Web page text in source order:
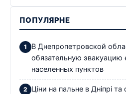
ПОПУЛЯРНЕ
В Днепропетровской
обязательную эвакуацию
населенных пунктов
Ціни на пальне в Дніпрі